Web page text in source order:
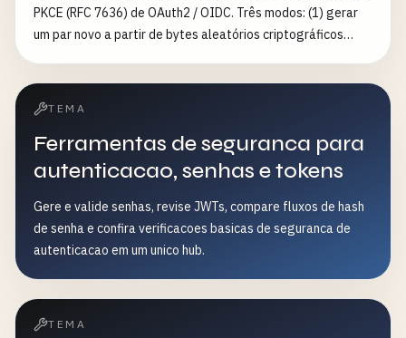
PKCE (RFC 7636) de OAuth2 / OIDC. Três modos: (1) gerar
um par novo a partir de bytes aleatórios criptográficos
9-._~] e ≥256 bits de entropia, e (3) verificar um par
recalculando BASE64URL(SHA256(verifier)). Opcionalmente
constrói a URL completa de autorização e o corpo de troca
de token. Complementa o nonce-generator genérico (que
só emite o par) com auditoria de conformidade RFC e
verificação de pares.
TEMA
Ferramentas de seguranca para
autenticacao, senhas e tokens
Gere e valide senhas, revise JWTs, compare fluxos de hash
de senha e confira verificacoes basicas de seguranca de
autenticacao em um unico hub.
TEMA